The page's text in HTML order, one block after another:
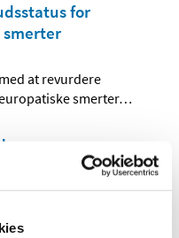
for
at revurdere
smerter…
at Braltus® skal have